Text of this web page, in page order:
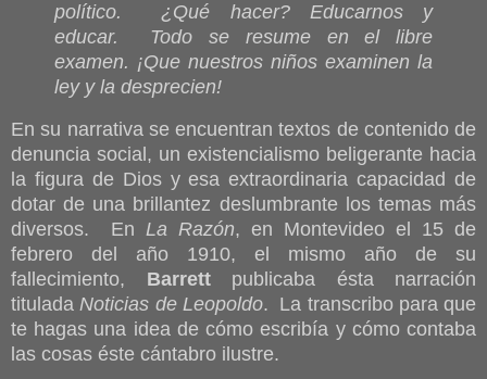
político. ¿Qué hacer? Educarnos y
educar. Todo se resume en el libre
examen. ¡Que nuestros niños examinen la
ley y la desprecien!
En su narrativa se encuentran textos de contenido de
denuncia social, un existencialismo beligerante hacia
la figura de Dios y esa extraordinaria capacidad de
dotar de una brillantez deslumbrante los temas más
diversos. En La Razón, en Montevideo el 15 de
febrero del año 1910, el mismo año de su
fallecimiento, Barrettpublicaba ésta narración
titulada Noticias de Leopoldo. La transcribo para que
te hagas una idea de cómo escribía y cómo contaba
las cosas éste cántabro ilustre.